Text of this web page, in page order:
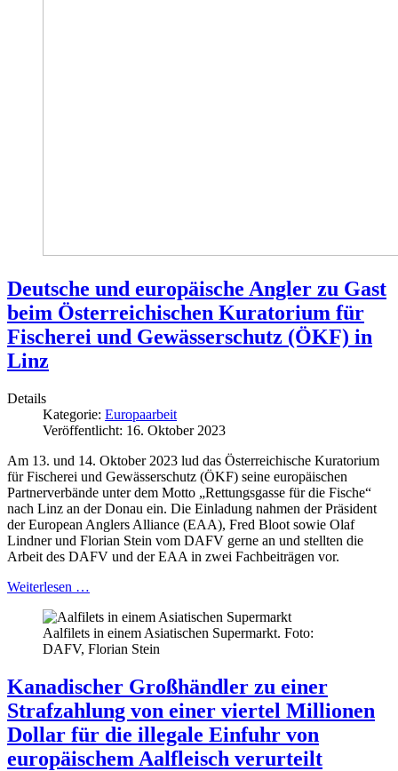
Deutsche und europäische Angler zu Gast
beim Österreichischen Kuratorium für
Fischerei und Gewässerschutz (ÖKF) in
Linz
Details
Kategorie: Europaarbeit
Veröffentlicht: 16. Oktober 2023
Am 13. und 14. Oktober 2023 lud das Österreichische Kuratorium
für Fischerei und Gewässerschutz (ÖKF) seine europäischen
Partnerverbände unter dem Motto „Rettungsgasse für die Fische“
nach Linz an der Donau ein. Die Einladung nahmen der Präsident
der European Anglers Alliance (EAA), Fred Bloot sowie Olaf
Lindner und Florian Stein vom DAFV gerne an und stellten die
Arbeit des DAFV und der EAA in zwei Fachbeiträgen vor.
Weiterlesen …
Aalfilets in einem Asiatischen Supermarkt. Foto:
DAFV, Florian Stein
Kanadischer Großhändler zu einer
Strafzahlung von einer viertel Millionen
Dollar für die illegale Einfuhr von
europäischem Aalfleisch verurteilt